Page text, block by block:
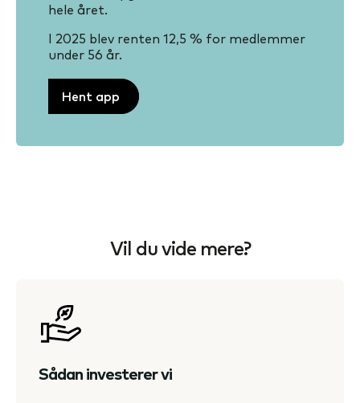
hele året.
I 2025 blev renten 12,5 % for medlemmer
under 56 år.
Hent app
Vil du vide mere?
Sådan investerer vi